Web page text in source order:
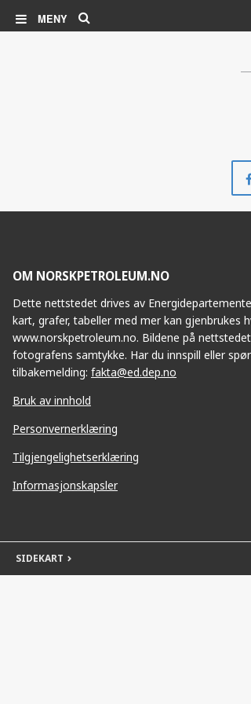
MENY
OM NORSKPETROLEUM.NO
Dette nettstedet drives av
kart, grafer, tabeller med mer kan gjenbrukes
www.norskpetroleum.no. Bildene på
fotografens samtykke. Har du innspill eller
tilbakemelding: fakta@ed.dep.no
Bruk av innhold
Personvernerklæring
Tilgjengelighetserklæring
Informasjonskapsler
SIDEKART